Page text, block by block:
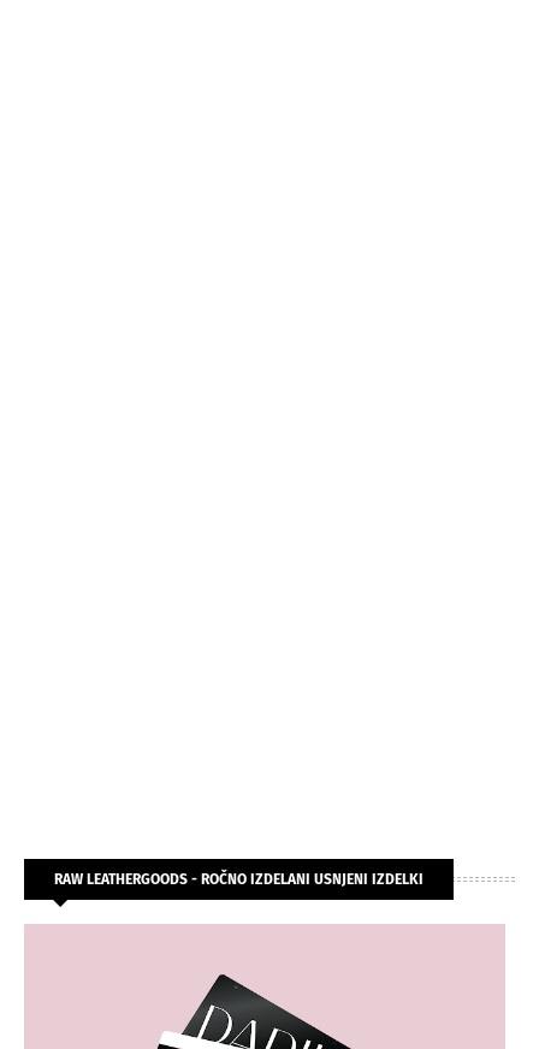
RAW LEATHERGOODS - ROČNO IZDELANI USNJENI IZDELKI